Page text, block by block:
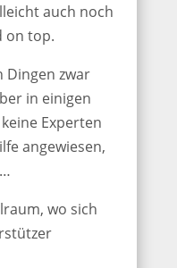
auch noch
on top.
Dingen zwar
in einigen
Experten
angewiesen,
wo sich